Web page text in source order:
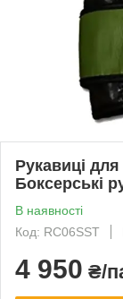
Рукавиці
Боксерські
В наявності
Код: RC06SST
4 950 ₴/